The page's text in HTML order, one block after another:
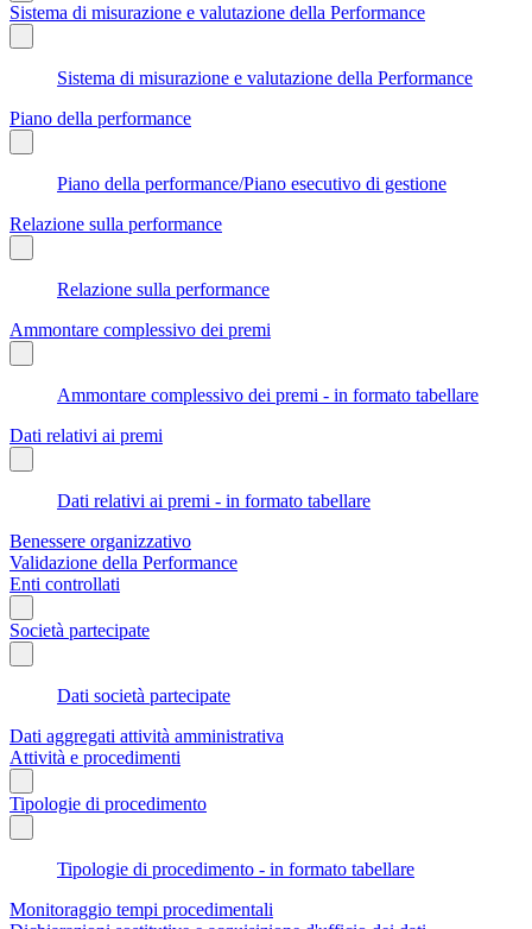
Sistema di misurazione e valutazione della Performance
Sistema di misurazione e valutazione della Performance
Piano della performance
Piano della performance/Piano esecutivo di gestione
Relazione sulla performance
Relazione sulla performance
Ammontare complessivo dei premi
Ammontare complessivo dei premi - in formato tabellare
Dati relativi ai premi
Dati relativi ai premi - in formato tabellare
Benessere organizzativo
Validazione della Performance
Enti controllati
Società partecipate
Dati società partecipate
Dati aggregati attività amministrativa
Attività e procedimenti
Tipologie di procedimento
Tipologie di procedimento - in formato tabellare
Monitoraggio tempi procedimentali